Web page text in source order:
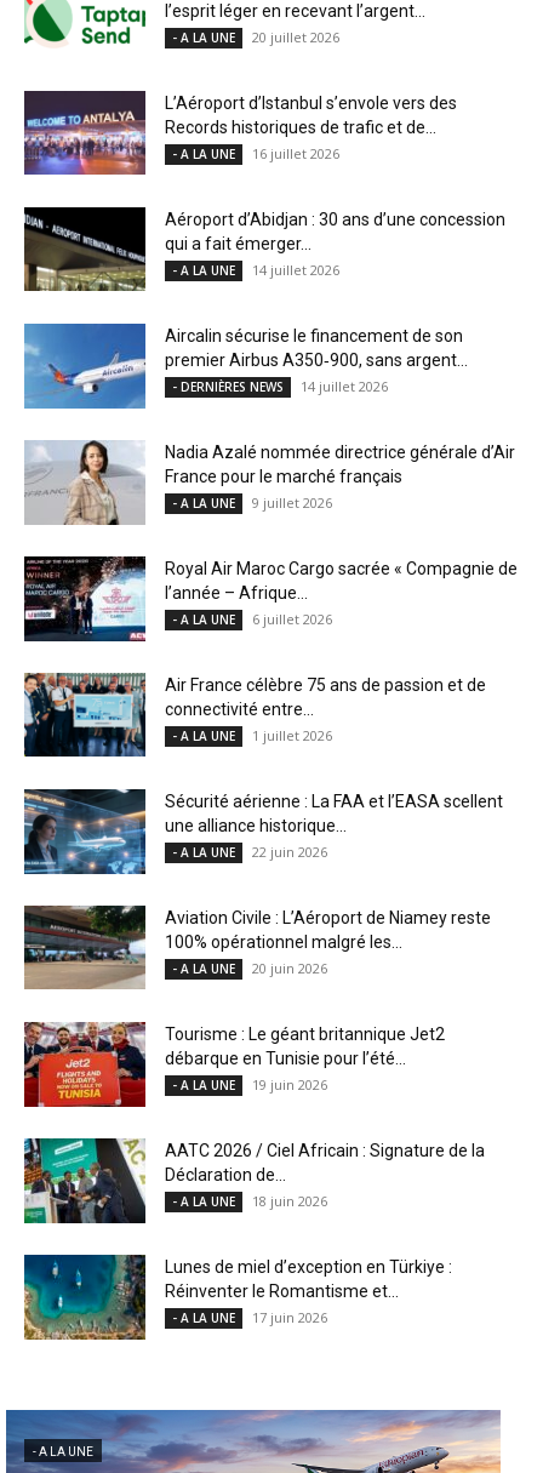
l’esprit léger en recevant l’argent...
- A LA UNE 20 juillet 2026
L’Aéroport d’Istanbul s’envole vers des
Records historiques de trafic et de...
- A LA UNE 16 juillet 2026
Aéroport d’Abidjan : 30 ans d’une concession
qui a fait émerger...
- A LA UNE 14 juillet 2026
Aircalin sécurise le financement de son
premier Airbus A350‑900, sans argent...
- DERNIÈRES NEWS 14 juillet 2026
Nadia Azalé nommée directrice générale d’Air
France pour le marché français
- A LA UNE 9 juillet 2026
Royal Air Maroc Cargo sacrée « Compagnie de
l’année – Afrique...
- A LA UNE 6 juillet 2026
Air France célèbre 75 ans de passion et de
connectivité entre...
- A LA UNE 1 juillet 2026
Sécurité aérienne : La FAA et l’EASA scellent
une alliance historique...
- A LA UNE 22 juin 2026
Aviation Civile : L’Aéroport de Niamey reste
100% opérationnel malgré les...
- A LA UNE 20 juin 2026
Tourisme : Le géant britannique Jet2
débarque en Tunisie pour l’été...
- A LA UNE 19 juin 2026
AATC 2026 / Ciel Africain : Signature de la
Déclaration de...
- A LA UNE 18 juin 2026
Lunes de miel d’exception en Türkiye :
Réinventer le Romantisme et...
- A LA UNE 17 juin 2026
- A LA UNE